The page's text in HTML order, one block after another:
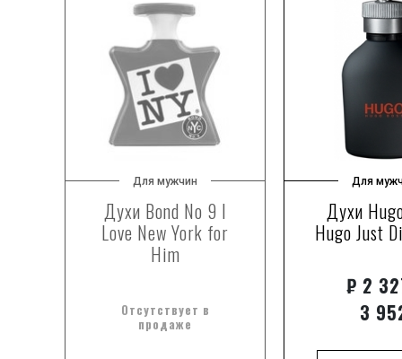
Для мужчин
Духи Bond No 9 I
Love New York for
Him
Отсутствует в
продаже
Для
Духи
Hugo Just
₽ 2
3